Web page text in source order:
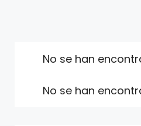
No se han
No se han